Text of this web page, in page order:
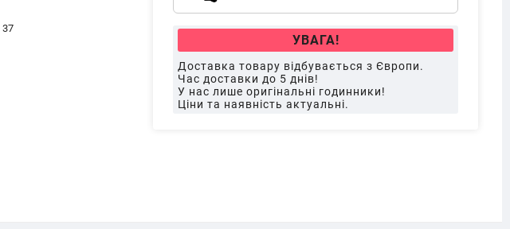
УВАГА!
Доставка товару відбувається з Європи.
Час доставки до 5 днів!
У нас лише оригінальні годинники!
Ціни та наявність актуальні.
37